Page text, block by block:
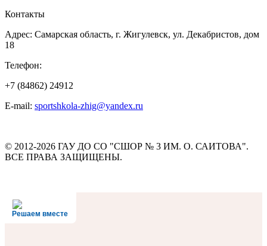
Контакты
Адрес: Самарская область, г. Жигулевск, ул. Декабристов, дом
18
Телефон:
+7 (84862) 24912
E-mail: sportshkola-zhig@yandex.ru
© 2012-2026 ГАУ ДО СО "СШОР № 3 ИМ. О. САИТОВА".
ВСЕ ПРАВА ЗАЩИЩЕНЫ.
Решаем вместе